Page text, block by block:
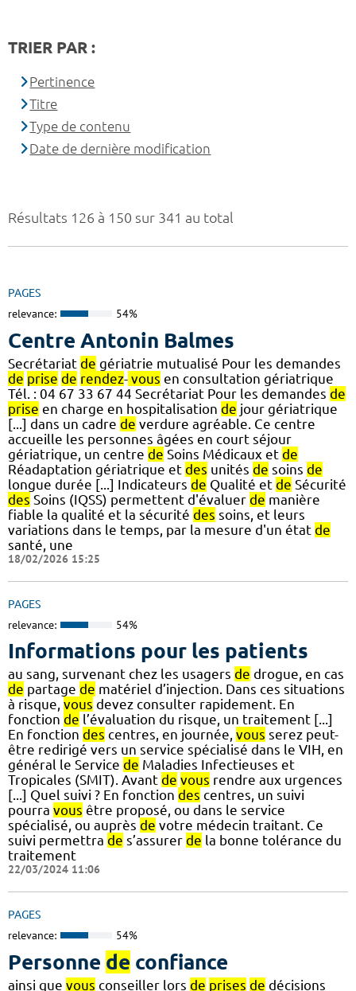
Résultats 126 à 150 sur 341 au total
PAGES
relevance: 54%
Centre Antonin Balmes
Secrétariat de gériatrie mutualisé Pour les demandes
de prise de rendez- vous en consultation gériatrique
Tél. : 04 67 33 67 44 Secrétariat Pour les demandes de
prise en charge en hospitalisation de jour gériatrique
[...] dans un cadre de verdure agréable. Ce centre
accueille les personnes âgées en court séjour
gériatrique, un centre de Soins Médicaux et de
Réadaptation gériatrique et des unités de soins de
longue durée [...] Indicateurs de Qualité et de Sécurité
des Soins (IQSS) permettent d'évaluer de manière
fiable la qualité et la sécurité des soins, et leurs
variations dans le temps, par la mesure d'un état de
santé, une
18/02/2026 15:25
PAGES
relevance: 54%
Informations pour les patients
au sang, survenant chez les usagers de drogue, en cas
de partage de matériel d’injection. Dans ces situations
à risque, vous devez consulter rapidement. En
fonction de l’évaluation du risque, un traitement [...]
En fonction des centres, en journée, vous serez peut-
être redirigé vers un service spécialisé dans le VIH, en
général le Service de Maladies Infectieuses et
Tropicales (SMIT). Avant de vous rendre aux urgences
[...] Quel suivi ? En fonction des centres, un suivi
pourra vous être proposé, ou dans le service
spécialisé, ou auprès de votre médecin traitant. Ce
suivi permettra de s’assurer de la bonne tolérance du
traitement
22/03/2024 11:06
PAGES
relevance: 54%
Personne de confiance
ainsi que vous conseiller lors de prises de décisions
TRIER PAR :
Pertinence
Titre
Type de contenu
Date de dernière modification